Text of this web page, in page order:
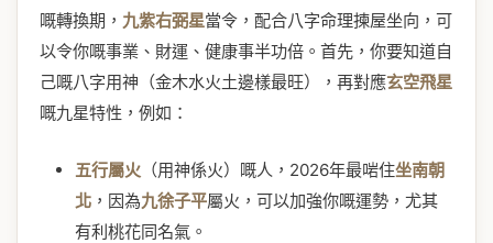
嘅轉換期， 九紫右弼星當令，配合八字命理揀屋坐向，可
以令你嘅事業、財運、健康事半功倍。首先，你要知道自
己嘅八字用神（金木水火土邊樣最旺），再對應玄空飛星
嘅九星特性，例如：
五行屬火 （用神係火）嘅人，2026年最啱住坐南朝
北 ，因為九徐子平屬火，可以加強你嘅運勢，尤其
有利桃花同名氣。